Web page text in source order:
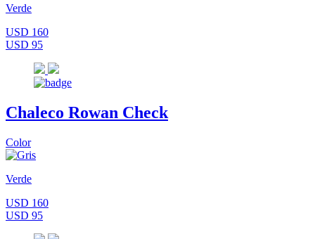
Verde
USD 160
USD 95
Chaleco Rowan Check
Color
Verde
USD 160
USD 95